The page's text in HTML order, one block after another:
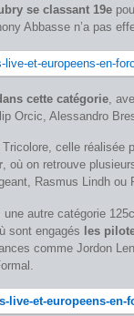
se classant 19e
Abbasse n’a pas
cette catégorie ,
Orcic, Alessandro
celle réalisée
, où on retrouve
Rasmus Lindh ou
une autre catégorie
sont engagés les
comme Jordon